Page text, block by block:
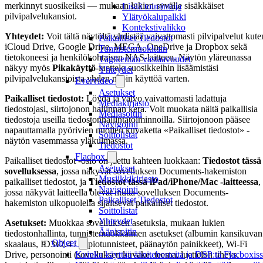
Lisää toimintoja
Ylätyökalupalkki
Kontekstivalikko
Paikalliset Tiedostot
Tunnistemuokkain
Tägikentän vastaavuudet
Yhteydet
Evervideo
Asetukset
Mediakirjasto
Mediasoitin
Navigointi
Soittolistat
Tiedostot
Flacbox
Asetukset
Musiikkikirjasto
Navigointi
Paikalliset Tiedostot
Soittolistat
Yhteydet
Äänisoitin
Ohjeet
Kuinka käyttää äänitehosteita ja DSP:tä
merkinnyt suosikeiksi — mukaan lukien syvälle sisäkkäiset
pilvipalvelukansiot.
Yhteydet: Voit tältä näytöltä yhdistää vaivattomasti pilvipalvelut
iCloud Drive, Google Drive, MEGA, OneDrive ja Dropbox sekä
tietokoneesi ja henkilökohtaisen NAS-laitteen. Näytön yläreunassa
näkyy myös Pikakäyttö-luettelo suosikkeihin lisäämistäsi
pilvipalvelukansioista yhden napin käyttöä varten.
Paikalliset tiedostot: Löydä ja valvo vaivattomasti ladattuja
tiedostojasi, siirtojonon hallinnan kera. Voit muokata näitä paikallisia
tiedostoja useilla tiedostonhallintatoiminnoilla. Siirtojonoon pääsee
napauttamalla pyörivien nuolien kuvaketta «Paikalliset tiedostot» -
näytön vasemmassa yläkulmassa.
Paikalliset tiedostot -osio on jaettu kahteen luokkaan: Tiedostot tässä
sovelluksessa, jossa näkyvät sovelluksen Documents-hakemiston
paikalliset tiedostot, ja Tiedostot tässä iPad/iPhone/Mac -laitteessa,
jossa näkyvät laitteella olevat mutta sovelluksen Documents-
hakemiston ulkopuolella sijaitsevat paikalliset tiedostot.
Asetukset: Muokkaa sovelluksen asetuksia, mukaan lukien
tiedostonhallinta, tunnistemuokkaimen asetukset (albumin kansikuvan
skaalaus, ID3v2.4 / kopiotunnisteet, päänaytön painikkeet), Wi-Fi
Drive, personointi (sovelluksen kuvake, teema, luettelon tiheys,